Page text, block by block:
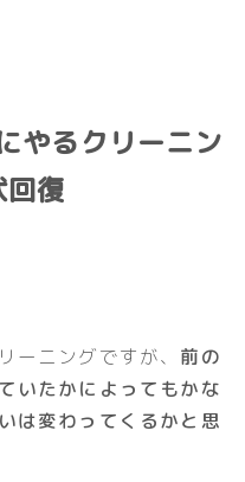
やるクリーニン
回復
ーニングですが、 前の
いたかによってもかな
は変わってくるかと思